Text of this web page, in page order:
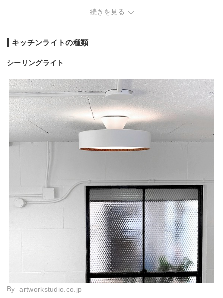
キッチンライトの売れ筋ランキングをチェック
続きを見る
キッチンライトの種類
シーリングライト
By:artworkstudio.co.jp